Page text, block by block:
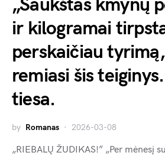
„Šaukštas kmynų
ir kilogramai
perskaičiau
remiasi šis
tiesa.
by Romanas 2026-03-08
„RIEBALŲ ŽUDIKAS!” „Per mėnesį